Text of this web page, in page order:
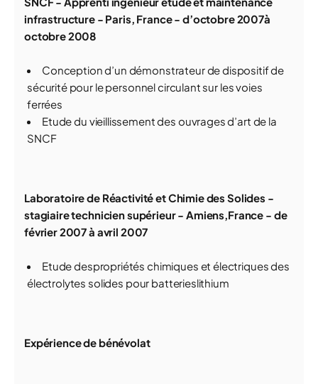
infrastructure - Paris, France - d’octobre 2007à
octobre 2008
Conception d’un démonstrateur de dispositif de
sécurité pour le personnel circulant sur les voies
ferrées
Etude du vieillissement des ouvrages d’art de la
SNCF
Laboratoire de Réactivité et Chimie des Solides -
stagiaire technicien supérieur - Amiens,France - de
février 2007 à avril 2007
Etude despropriétés chimiques et électriques des
électrolytes solides pour batterieslithium
Expérience de bénévolat